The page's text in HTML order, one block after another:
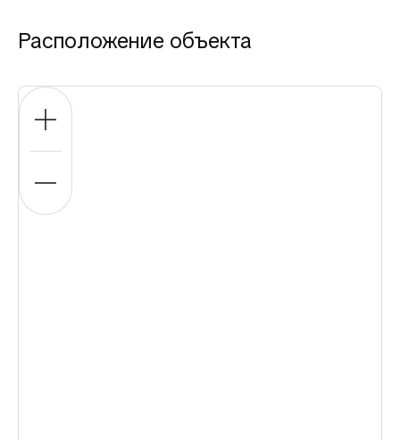
Расположение объекта